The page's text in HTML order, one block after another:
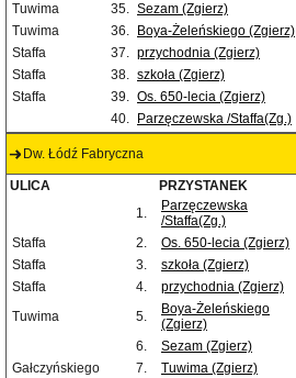
Tuwima
35. Sezam (Zgierz)
Tuwima
36. Boya-Żeleńskiego (Zgierz)
Staffa
37. przychodnia (Zgierz)
Staffa
38. szkoła (Zgierz)
Staffa
39. Os. 650-lecia (Zgierz)
40.
Parzęczewska /Staffa(Zg.)
Dw. Łódź Fabryczna
ULICA PRZYSTANEK
1.
Parzęczewska
/Staffa(Zg.)
Staffa 2. Os. 650-lecia (Zgierz)
Staffa
3. szkoła (Zgierz)
Staffa
4. przychodnia (Zgierz)
Tuwima
5.
Boya-Żeleńskiego
(Zgierz)
6. Sezam (Zgierz)
Gałczyńskiego
7. Tuwima (Zgierz)